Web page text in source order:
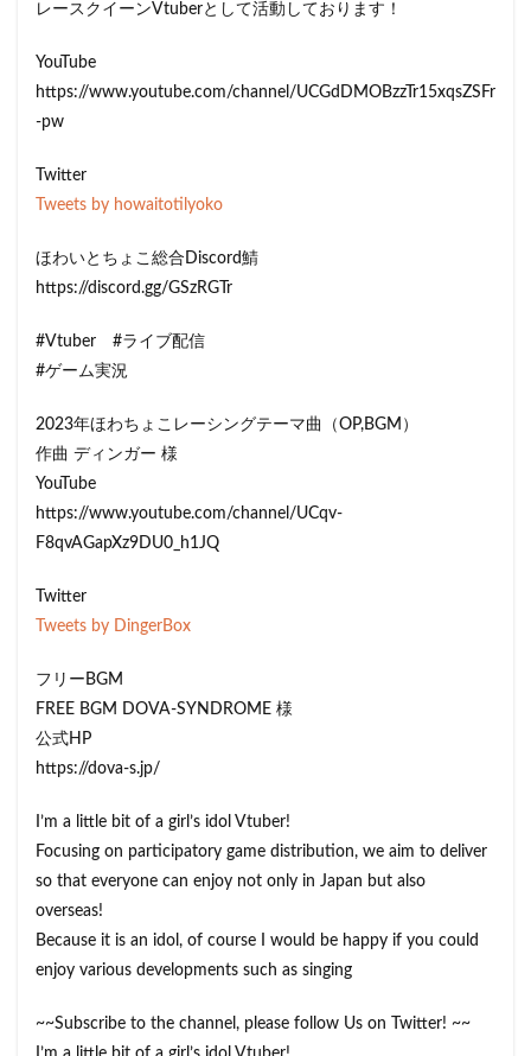
レースクイーンVtuberとして活動しております！
YouTube
https://www.youtube.com/channel/UCGdDMOBzzTr15xqsZSFr
-pw
Twitter
Tweets by howaitotilyoko
ほわいとちょこ総合Discord鯖
https://discord.gg/GSzRGTr
#Vtuber #ライブ配信
#ゲーム実況
2023年ほわちょこレーシングテーマ曲（OP,BGM）
作曲 ディンガー 様
YouTube
https://www.youtube.com/channel/UCqv-
F8qvAGapXz9DU0_h1JQ
Twitter
Tweets by DingerBox
フリーBGM
FREE BGM DOVA-SYNDROME 様
公式HP
https://dova-s.jp/
I’m a little bit of a girl’s idol Vtuber!
Focusing on participatory game distribution, we aim to deliver
so that everyone can enjoy not only in Japan but also
overseas!
Because it is an idol, of course I would be happy if you could
enjoy various developments such as singing
~~Subscribe to the channel, please follow Us on Twitter! ~~